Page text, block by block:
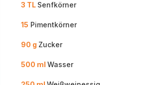
3 TL Senfkörner
15 Pimentkörner
90 g Zucker
500 ml Wasser